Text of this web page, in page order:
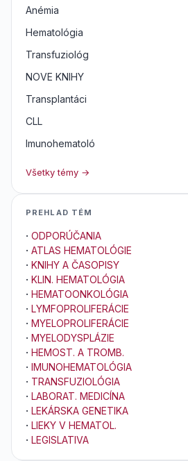
Anémia
Hematológia
Transfuziológ
NOVE KNIHY
Transplantáci
CLL
Imunohematoló
Všetky témy →
PREHLAD TÉM
· ODPORÚČANIA
· ATLAS HEMATOLÓGIE
· KNIHY A ČASOPISY
· KLIN. HEMATOLÓGIA
· HEMATOONKOLÓGIA
· LYMFOPROLIFERÁCIE
· MYELOPROLIFERÁCIE
· MYELODYSPLÁZIE
· HEMOST. A TROMB.
· IMUNOHEMATOLÓGIA
· TRANSFUZIOLÓGIA
· LABORAT. MEDICÍNA
· LEKÁRSKA GENETIKA
· LIEKY V HEMATOL.
· LEGISLATIVA